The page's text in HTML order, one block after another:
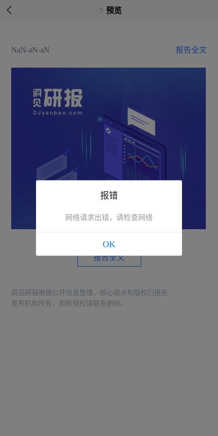
 预览
NaN-aN-aN 报告全文
报告全文
洞见研报根据公开信息整理，核心观点和版权归报告
发布机构所有，如有侵权请联系删除。
报错
网络请求出错，请检查网络
OK